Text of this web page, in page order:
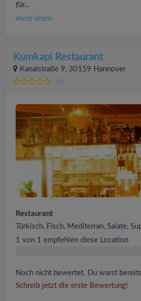
für...
mehr lesen
Kumkapi Restaurant
Kanalstraße 9, 30159 Hannover
(0)
Restaurant
Türkisch, Fisch, Mediterran, Salate,
1 von 1 empfehlen diese Location
Noch nicht bewertet. Du warst
Schreib jetzt die erste Bewertung!